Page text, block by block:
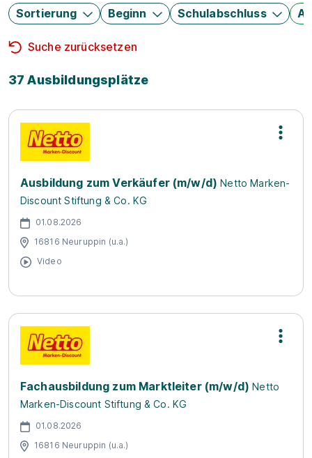
Sortierung Beginn Schulabschluss
Suche zurücksetzen
37 Ausbildungsplätze
Ausbildung zum Verkäufer (m/w/d) Netto Marken-
Discount Stiftung & Co. KG
01.08.2026
16816 Neuruppin (u.a.)
Video
Fachausbildung zum Marktleiter (m/w/d) Netto
Marken-Discount Stiftung & Co. KG
01.08.2026
16816 Neuruppin (u.a.)